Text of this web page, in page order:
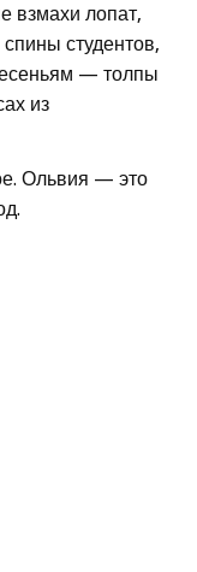
взмахи лопат,
студентов,
— толпы
из
Ольвия — это